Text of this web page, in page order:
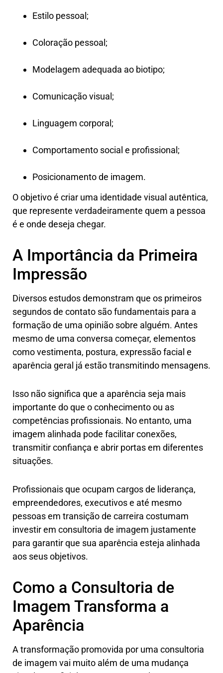
Estilo pessoal;
Coloração pessoal;
Modelagem adequada ao biotipo;
Comunicação visual;
Linguagem corporal;
Comportamento social e profissional;
Posicionamento de imagem.
O objetivo é criar uma identidade visual autêntica,
que represente verdadeiramente quem a pessoa
é e onde deseja chegar.
A Importância da Primeira
Impressão
Diversos estudos demonstram que os primeiros
segundos de contato são fundamentais para a
formação de uma opinião sobre alguém. Antes
mesmo de uma conversa começar, elementos
como vestimenta, postura, expressão facial e
aparência geral já estão transmitindo mensagens.
Isso não significa que a aparência seja mais
importante do que o conhecimento ou as
competências profissionais. No entanto, uma
imagem alinhada pode facilitar conexões,
transmitir confiança e abrir portas em diferentes
situações.
Profissionais que ocupam cargos de liderança,
empreendedores, executivos e até mesmo
pessoas em transição de carreira costumam
investir em consultoria de imagem justamente
para garantir que sua aparência esteja alinhada
aos seus objetivos.
Como a Consultoria de
Imagem Transforma a
Aparência
A transformação promovida por uma consultoria
de imagem vai muito além de uma mudança